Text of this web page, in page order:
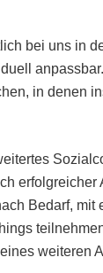
bei uns in
in denen
erfolgreicher
Bedarf, mit
weiteren